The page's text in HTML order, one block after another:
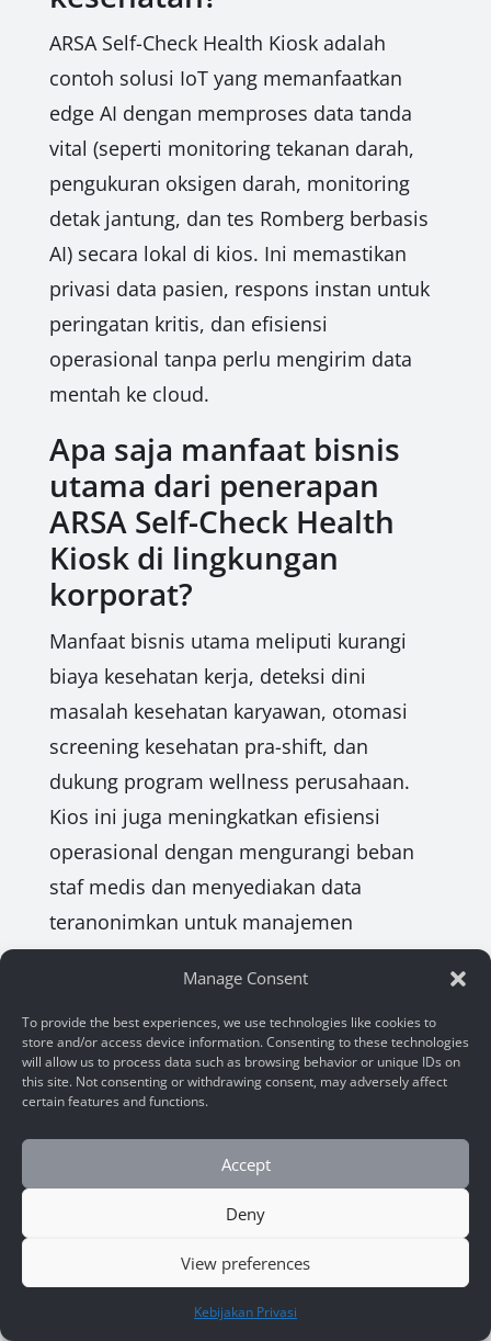
Manage Consent
To provide the best experiences, we use technologies like cookies to
store and/or access device information. Consenting to these technologies
will allow us to process data such as browsing behavior or unique IDs on
this site. Not consenting or withdrawing consent, may adversely affect
certain features and functions.
Accept
Deny
View preferences
Kebijakan Privasi
ARSA Self-Check Health Kiosk adalah
contoh solusi IoT yang memanfaatkan
edge AI dengan memproses data tanda
vital (seperti monitoring tekanan darah,
pengukuran oksigen darah, monitoring
detak jantung, dan tes Romberg berbasis
AI) secara lokal di kios. Ini memastikan
privasi data pasien, respons instan untuk
peringatan kritis, dan efisiensi
operasional tanpa perlu mengirim data
mentah ke cloud.
Apa saja manfaat bisnis
utama dari penerapan
ARSA Self-Check Health
Kiosk di lingkungan
korporat?
Manfaat bisnis utama meliputi kurangi
biaya kesehatan kerja, deteksi dini
masalah kesehatan karyawan, otomasi
screening kesehatan pra-shift, dan
dukung program wellness perusahaan.
Kios ini juga meningkatkan efisiensi
operasional dengan mengurangi beban
staf medis dan menyediakan data
teranonimkan untuk manajemen
kesehatan populasi.
Stop Guessing, Start
Optimizing.
Discover how ARSA Technology drives
profit through intelligent systems.
Start Consultation HUBUNGI KAMI